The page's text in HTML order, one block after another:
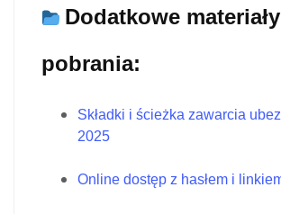
Dodatkowe
pobrania:
Składki i ścieżka zawarcia
2025
Online dostęp z hasłem i